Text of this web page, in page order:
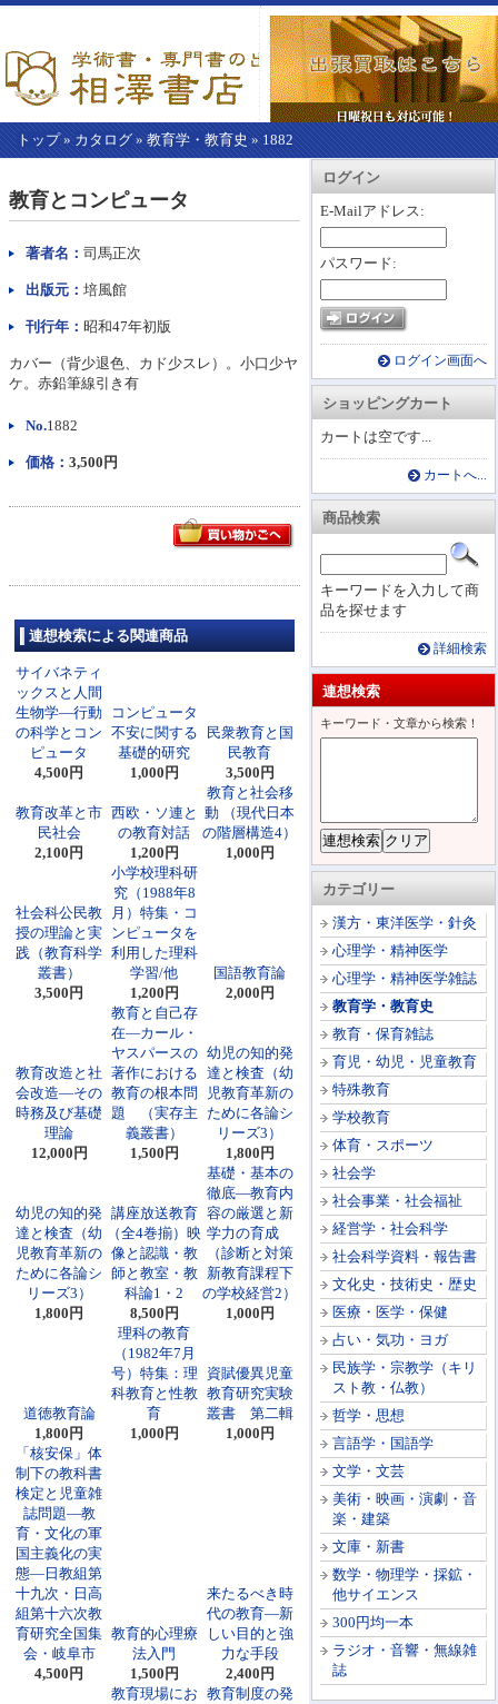
トップ» カタログ » 教育学・教育史 » 1882
カートを見る
ログイン
E-Mailアドレス:
パスワード:
ログイン画面へ
ショッピングカート
カートは空です...
カートへ...
商品検索
キーワードを入力して商
品を探せます
詳細検索
連想検索
キーワード・文章から検索！
カテゴリー
漢方・東洋医学・針灸
心理学・精神医学
心理学・精神医学雑誌
教育学・教育史
教育・保育雑誌
育児・幼児・児童教育
特殊教育
学校教育
体育・スポーツ
社会学
社会事業・社会福祉
経営学・社会科学
社会科学資料・報告書
文化史・技術史・歴史
医療・医学・保健
占い・気功・ヨガ
民族学・宗教学（キリ
スト教・仏教）
哲学・思想
言語学・国語学
文学・文芸
美術・映画・演劇・音
楽・建築
文庫・新書
数学・物理学・採鉱・
他サイエンス
300円均一本
ラジオ・音響・無線雑
誌
こ
か
本
教育とコンピュータ
著者名： 司馬正次
出版元： 培風館
刊行年： 昭和47年初版
カバー（背少退色、カド少スレ）。小口少ヤ
ケ。赤鉛筆線引き有
No.1882
価格： 3,500円
連想検索による関連商品
サイバネティ
ックスと人間
生物学―行動
の科学とコン
ピュータ
4,500円
コンピュータ
不安に関する
基礎的研究
1,000円
民衆教育と国
民教育
3,500円
教育改革と市
民社会
2,100円
西欧・ソ連と
の教育対話
1,200円
教育と社会移
動 （現代日本
の階層構造4）
1,000円
社会科公民教
授の理論と実
践（教育科学
叢書）
3,500円
小学校理科研
究（1988年8
月）特集・コ
ンピュータを
利用した理科
学習/他
1,200円
国語教育論
2,000円
教育改造と社
会改造―その
時務及び基礎
理論
12,000円
教育と自己存
在―カール・
ヤスパースの
著作における
教育の根本問
題 （実存主
義叢書）
1,500円
幼児の知的発
達と検査（幼
児教育革新の
ために各論シ
リーズ3）
1,800円
幼児の知的発
達と検査（幼
児教育革新の
ために各論シ
リーズ3）
1,800円
講座放送教育
（全4巻揃）映
像と認識・教
師と教室・教
科論1・2
8,500円
基礎・基本の
徹底―教育内
容の厳選と新
学力の育成
（診断と対策
新教育課程下
の学校経営2）
1,000円
道徳教育論
1,800円
理科の教育
（1982年7月
号）特集：理
科教育と性教
育
1,000円
資賦優異児童
教育研究実験
叢書 第二輯
1,000円
「核安保」体
制下の教科書
検定と児童雑
誌問題―教
育・文化の軍
国主義化の実
態―日教組第
十九次・日高
組第十六次教
育研究全国集
会・岐阜市
4,500円
教育的心理療
法入門
1,500円
来たるべき時
代の教育―新
しい目的と強
力な手段
2,400円
教育現場にお 教育制度の発